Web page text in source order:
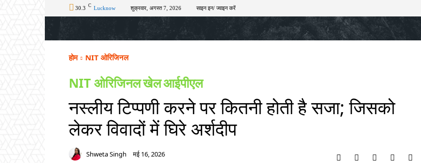
30.3 C Lucknow शुक्रवार, अगस्त 7, 2026 साइन इन/ ज्वाइन करें
अपराध चुनाव खेल टेक – ऑटो राज्य मनोरंजन लाइफस्टाइल
होम NIT ओरिजिनल
NIT ओरिजिनलखेलआईपीएल
नस्लीय टिप्पणी करने पर कितनी होती है सजा; जिसको
लेकर विवादों में घिरे अर्शदीप
Shweta Singh मई 16, 2026